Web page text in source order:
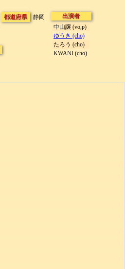
都道府県
静岡
出演者
中山譲 (vo,p)
ゆうき (cho)
たろう (cho)
KWANI (cho)